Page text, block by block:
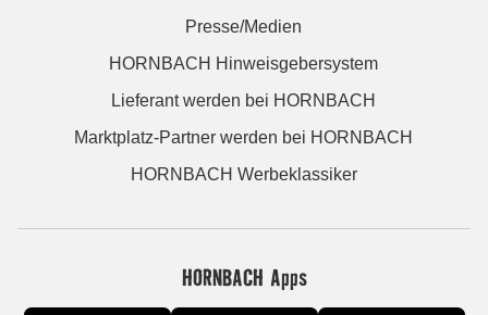
Presse/Medien
HORNBACH Hinweisgebersystem
Lieferant werden bei HORNBACH
Marktplatz-Partner werden bei HORNBACH
HORNBACH Werbeklassiker
HORNBACH Apps